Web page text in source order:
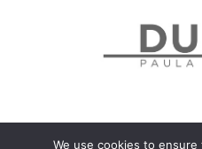
We use cookies to